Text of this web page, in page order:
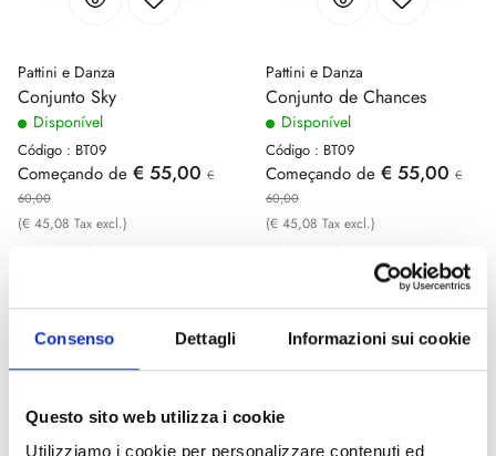
Consenso Dettagli Informazioni sui cookie
Questo sito web utilizza i cookie
Utilizziamo i cookie per personalizzare contenuti ed
Pattini e Danza
Conjunto Sky
Disponível
Código : BT09
Começando de € 55,00 €
60,00
(€ 45,08 Tax excl.)
Pattini e Danza
Conjunto de Chances
Disponível
Código : BT09
Começando de € 55,00 €
60,00
(€ 45,08 Tax excl.)